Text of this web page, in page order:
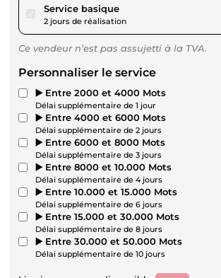
Service basiquepour 17,34 $US
2 jours de réalisation
Ce vendeur n’est pas assujetti à la TVA.
Personnaliser le service
▶️ Entre 2000 et 4000 Mots
Délai supplémentaire de 1 jour
▶️ Entre 4000 et 6000 Mots
Délai supplémentaire de 2 jours
▶️ Entre 6000 et 8000 Mots
Délai supplémentaire de 3 jours
▶️ Entre 8000 et 10.000 Mots
Délai supplémentaire de 4 jours
▶️ Entre 10.000 et 15.000 Mots
Délai supplémentaire de 6 jours
▶️ Entre 15.000 et 30.000 Mots
Délai supplémentaire de 8 jours
▶️ Entre 30.000 et 50.000 Mots
Délai supplémentaire de 10 jours